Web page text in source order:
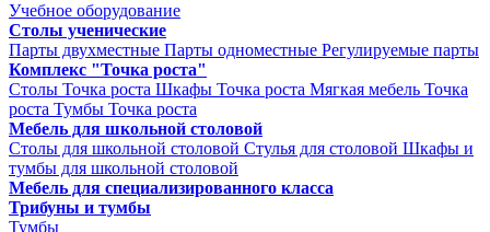
Учебное оборудование
Столы ученические
Парты двухместные Парты одноместные Регулируемые парты
Комплекс "Точка роста"
Столы Точка роста Шкафы Точка роста Мягкая мебель Точка
роста Тумбы Точка роста
Мебель для школьной столовой
Столы для школьной столовой Стулья для столовой Шкафы и
тумбы для школьной столовой
Мебель для специализированного класса
Трибуны и тумбы
Тумбы